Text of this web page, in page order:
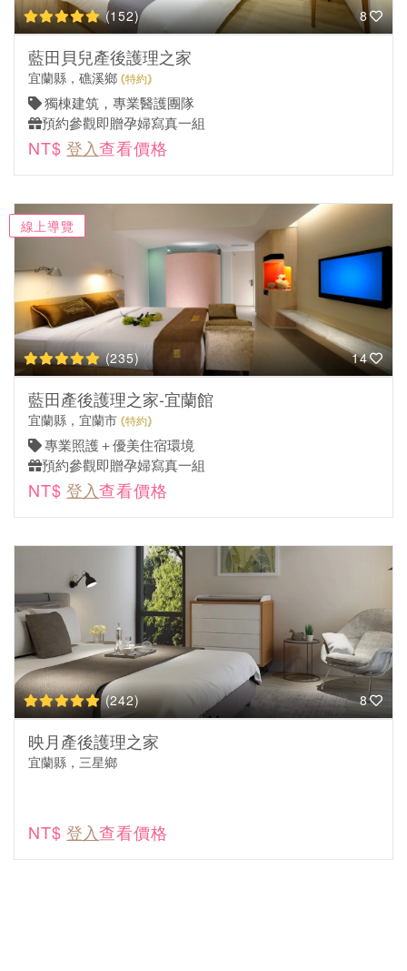
(152) 8
藍田貝兒產後護理之家
宜蘭縣，礁溪鄉 特約
獨棟建筑，專業醫護團隊
預約參觀即贈孕婦寫真一組
NT$登入查看價格
線上導覽
(235) 14
藍田產後護理之家-宜蘭館
宜蘭縣，宜蘭市 特約
專業照護＋優美住宿環境
預約參觀即贈孕婦寫真一組
NT$登入查看價格
(242) 8
映月產後護理之家
宜蘭縣，三星鄉
NT$登入查看價格